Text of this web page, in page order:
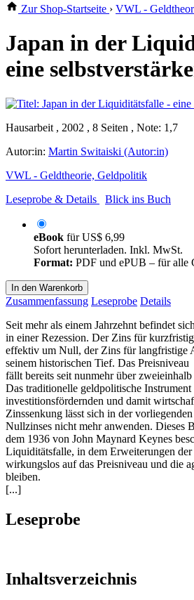
Zur Shop-Startseite › VWL -
Japan in der
eine
Hausarbeit , 2002 , 8 Seiten , Note: 1,7
Autor:in: Martin Switaiski (Autor:in)
VWL - Geldtheorie, Geldpolitik
Leseprobe & Details
Blick ins Buch
eBook fürUS$ 6,99
Sofort herunterladen. Inkl. MwSt.
Format: PDF und ePUB – für alle
In den Warenkorb
Zusammenfassung Leseprobe Details
Seit mehr als einem Jahrzehnt befindet
in einer Rezession. Der Zins für
effektiv um Null, der Zins für langfristige
seinem historischen Tief. Das Preisniveau
fällt bereits seit nunmehr über
Das traditionelle geldpolitische Instrument
investitionsfördernden und damit
Zinssenkung lässt sich in der
Nullzinses nicht mehr anwenden. Dieses
dem 1936 von John Maynard Keynes
Liquiditätsfalle, in dem Erweiterungen der
wirkungslos auf das Preisniveau und die
bleiben.
[...]
Leseprobe
Inhaltsverzeichnis